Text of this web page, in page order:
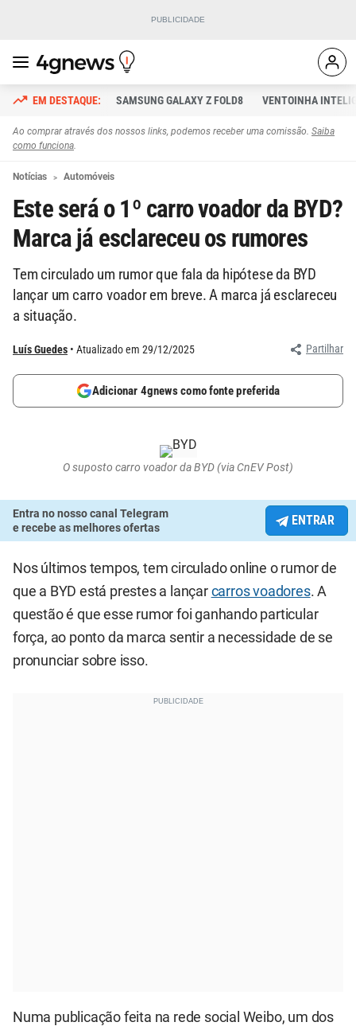
SAMSUNG GALAXY Z FOLD8 VENTOINHA
Ao comprar através dos nossos links, podemos receber uma comissão. Saiba
como funciona.
Notícias Automóveis
Este será o 1º carro voador da BYD?
Marca já esclareceu os rumores
Tem circulado um rumor que fala da hipótese da BYD
lançar um carro voador em breve. A marca já esclareceu
a situação.
Luís Guedes Atualizado em 29/12/2025 Partilhar
Adicionar 4gnews como fonte preferida
O suposto carro voador da BYD (via CnEV Post)
Entra no nosso canal Telegram
e recebe as melhores ofertas
ENTRAR
Nos últimos tempos, tem circulado online o rumor de
que a BYD está prestes a lançar carros voadores. A
questão é que esse rumor foi ganhando particular
força, ao ponto da marca sentir a necessidade de se
pronunciar sobre isso.
Numa publicação feita na rede social Weibo, um dos